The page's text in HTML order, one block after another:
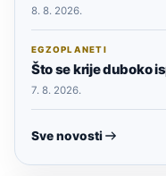
8. 8. 2026.
EGZOPLANETI
Što se krije duboko
7. 8. 2026.
Sve novosti